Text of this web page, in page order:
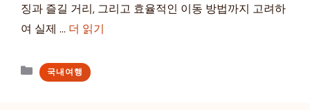
징과 즐길 거리, 그리고 효율적인 이동 방법까지 고려하
여 실제 … 더 읽기
카국내여행